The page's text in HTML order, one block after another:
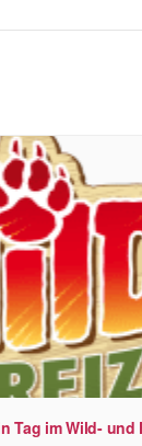
Tag im Wild-